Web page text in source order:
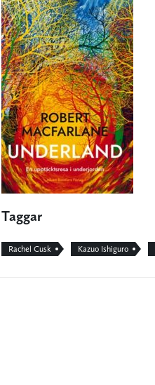
Taggar
Rachel Cusk Kazuo Ishiguro